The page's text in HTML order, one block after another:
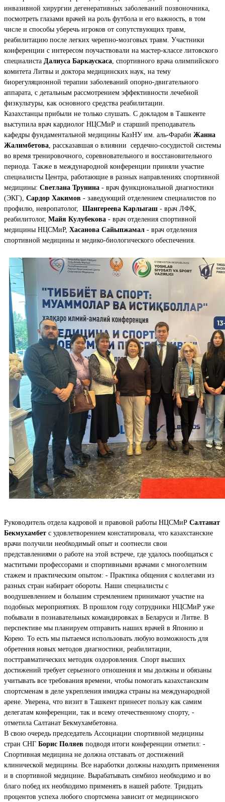
инвазивной хирургии дегенеративных заболеваний позвоночника,
посмотреть глазами врачей на роль футбола и его важность, в том
числе и способы уберечь игроков от сопутствующих травм,
реабилитацию после легких черепно-мозговых травм. Участники
конференции с интересом поучаствовали на мастер-классе литовского
специалиста Далиуса Баркаускаса , спортивного врача олимпийского
комитета Литвы и доктора медицинских наук, на тему
биорегуляционной терапии заболеваний опорно-двигательного
аппарата, с детальным рассмотрением эффективности лечебной
физкультуры, как основного средства реабилитации.
Казахстанцы прибыли не только слушать. С докладом в Ташкенте
выступила врач кардиолог НЦСМиР и старший преподаватель
кафедры фундаментальной медицины КазНУ им. аль-Фараби Жанна
Жалимбетова , рассказавшая о влиянии сердечно-сосудистой системы
во время тренировочного, соревновательного и восстановительного
периода. Также в международной конференции приняли участие
специалисты Центра, работающие в разных направлениях спортивной
медицины: Светлана Трунина - врач функциональной диагностики
(ЭКГ), Сардор Хакимов - заведующий отделением специалистов по
профилю, невропатолог, Шангереева Карлыгаш - врач ЛФК,
реабилитолог, Майя Кулубекова - врач отделения спортивной
медицины НЦСМиР, Хасанова Сайыпжамал - врач отделения
спортивной медицины и медико-биологического обеспечения.
Руководитель отдела кадровой и правовой работы НЦСМиР Салтанат
Бекмухамбет с удовлетворением констатировала, что казахстанские
врачи получили необходимый опыт и соотнесли свои
представлениями о работе на этой встрече, где удалось пообщаться с
маститыми профессорами и спортивными врачами с многолетним
стажем и практическим опытом: - Практика общения с коллегами из
разных стран набирает обороты. Наши специалисты с
воодушевлением и большим стремлением принимают участие на
подобных мероприятиях. В прошлом году сотрудники НЦСМиР уже
побывали в познавательных командировках в Беларуси и Литве. В
перспективе мы планируем отправить наших врачей в Японию и
Корею. То есть мы пытаемся использовать любую возможность для
обретения новых методов диагностики, реабилитации,
посттравматических методик оздоровления. Спорт высших
достижений требует серьезного отношения и мы должны и обязаны
учитывать все требования времени, чтобы помогать казахстанским
спортсменам в деле укрепления имиджа страны на международной
арене. Уверена, что визит в Ташкент принесет пользу как самим
делегатам конференции, так и всему отечественному спорту, -
отметила Салтанат Бекмухамбетовна.
В свою очередь председатель Ассоциации спортивной медицины
стран СНГ Борис Поляев подводя итоги конференции отметил: -
Спортивная медицина не должна отставать от достижений
клинической медицины. Все наработки должны находить применения
и в спортивной медицине. Вырабатывать симбиоз необходимо и во
благо побед их необходимо применять в нашей работе. Тридцать
процентов успеха любого спортсмена зависит от медицинского